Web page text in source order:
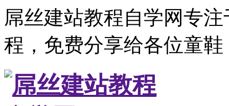
屌丝建站教程自学网专
程，免费分享给各位童